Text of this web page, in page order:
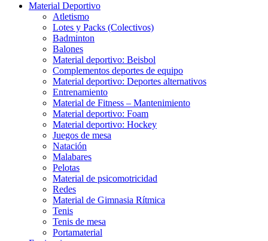
Material Deportivo
Atletismo
Lotes y Packs (Colectivos)
Badminton
Balones
Material deportivo: Beisbol
Complementos deportes de equipo
Material deportivo: Deportes alternativos
Entrenamiento
Material de Fitness – Mantenimiento
Material deportivo: Foam
Material deportivo: Hockey
Juegos de mesa
Natación
Malabares
Pelotas
Material de psicomotricidad
Redes
Material de Gimnasia Rítmica
Tenis
Tenis de mesa
Portamaterial